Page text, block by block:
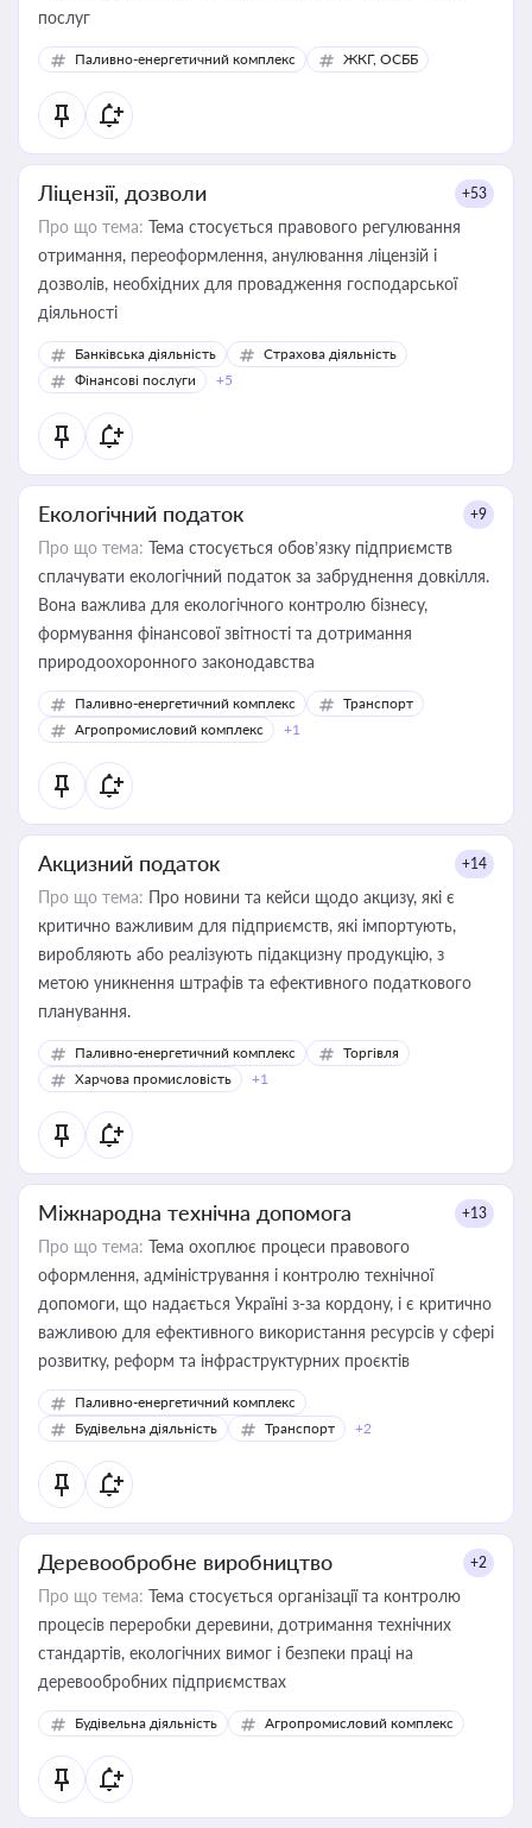
послуг
Паливно-енергетичний комплекс ЖКГ, ОСББ
Ліцензії, дозволи +53
Про що тема: Тема стосується правового регулювання
отримання, переоформлення, анулювання ліцензій і
дозволів, необхідних для провадження господарської
діяльності
Банківська діяльність
Страхова діяльність
Фінансові послуги
+5
Екологічний податок +9
Про що тема: Тема стосується обов’язку підприємств
сплачувати екологічний податок за забруднення довкілля.
Вона важлива для екологічного контролю бізнесу,
формування фінансової звітності та дотримання
природоохоронного законодавства
Паливно-енергетичний комплекс
Транспорт
Агропромисловий комплекс
+1
Акцизний податок +14
Про що тема: Про новини та кейси щодо акцизу, які є
критично важливим для підприємств, які імпортують,
виробляють або реалізують підакцизну продукцію, з
метою уникнення штрафів та ефективного податкового
планування.
Паливно-енергетичний комплекс
Торгівля
Харчова промисловість
+1
Міжнародна технічна допомога +13
Про що тема: Тема охоплює процеси правового
оформлення, адміністрування і контролю технічної
допомоги, що надається Україні з-за кордону, і є критично
важливою для ефективного використання ресурсів у сфері
розвитку, реформ та інфраструктурних проєктів
Паливно-енергетичний комплекс
Будівельна діяльність
Транспорт +2
Деревообробне виробництво +2
Про що тема: Тема стосується організації та контролю
процесів переробки деревини, дотримання технічних
стандартів, екологічних вимог і безпеки праці на
деревообробних підприємствах
Будівельна діяльність Агропромисловий комплекс